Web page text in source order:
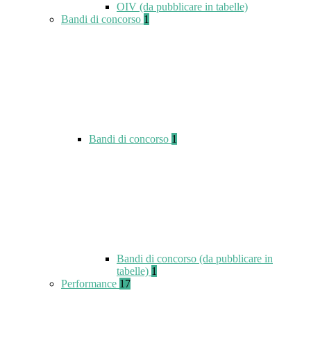
OIV (da pubblicare in tabelle)
Bandi di concorso 1
Bandi di concorso 1
Bandi di concorso (da pubblicare in
tabelle) 1
Performance 17